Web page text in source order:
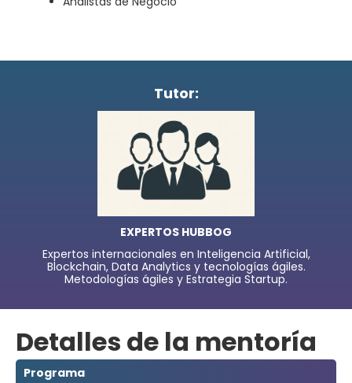
Tutor:
EXPERTOS HUBBOG
Expertos internacionales en Inteligencia Artificial,
Blockchain, Data Analytics y tecnologías ágiles.
Metodologías ágiles y Estrategia Startup.
Detalles de la mentoría
Programa